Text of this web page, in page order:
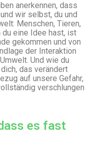
anerkennen, dass
wir selbst, du und
Menschen, Tieren,
du eine Idee hast, ist
gekommen und von
der Interaktion
Und wie du
das verändert
auf unsere Gefahr,
verschlungen
es fast